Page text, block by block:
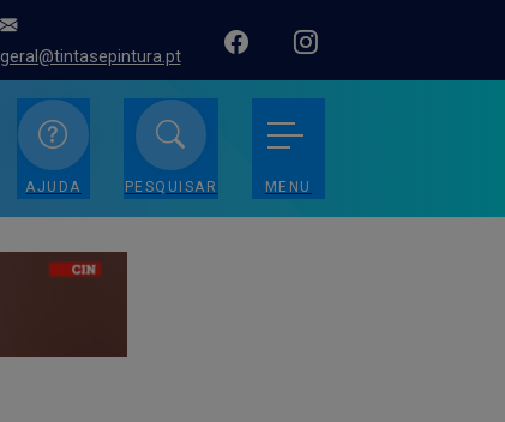
geral@tintasepintura.pt
AJUDA PESQUISAR MENU